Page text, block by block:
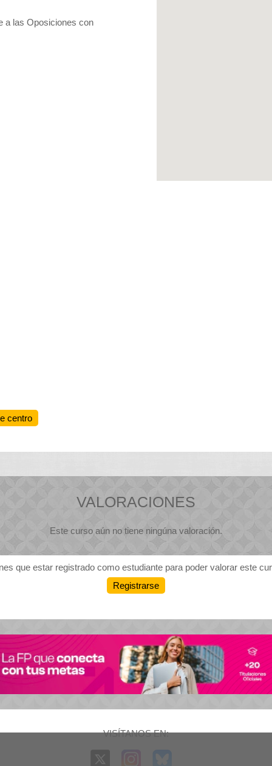
a las Oposiciones con
centro
VALORACIONES
Este curso aún no tiene ningúna valoración.
que estar registrado como estudiante para poder valorar este
Registrarse
VISÍTANOS EN: